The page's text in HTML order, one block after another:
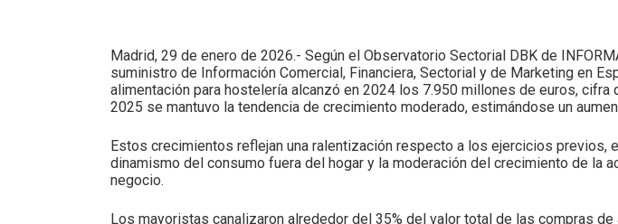
Madrid, 29 de enero de 2026.- Según el Observatorio Sectorial DBK de
suministro de Información Comercial, Financiera, Sectorial y de Marketing en
alimentación para hostelería alcanzó en 2024 los 7.950 millones de euros,
2025 se mantuvo la tendencia de crecimiento moderado, estimándose un
Estos crecimientos reflejan una ralentización respecto a los ejercicios
dinamismo del consumo fuera del hogar y la moderación del crecimiento de la
negocio.
Los mayoristas canalizaron alrededor del 35% del valor total de las compras